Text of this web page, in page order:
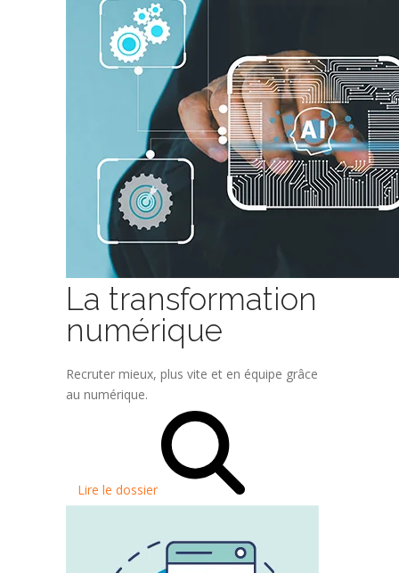
La transformation
numérique
Recruter mieux, plus vite et en équipe grâce
au numérique.
Lire le dossier